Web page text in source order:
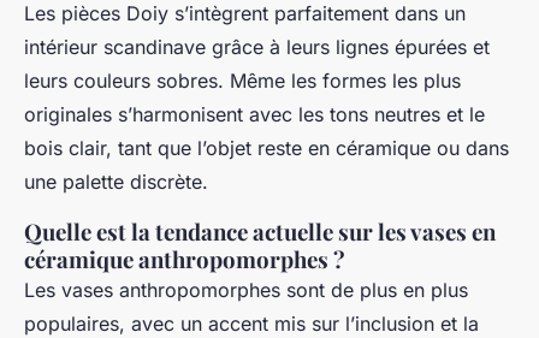
Les pièces Doiy s’intègrent parfaitement dans un
intérieur scandinave grâce à leurs lignes épurées et
leurs couleurs sobres. Même les formes les plus
originales s’harmonisent avec les tons neutres et le
bois clair, tant que l’objet reste en céramique ou dans
une palette discrète.
Quelle est la tendance actuelle sur les vases en
céramique anthropomorphes ?
Les vases anthropomorphes sont de plus en plus
populaires, avec un accent mis sur l’inclusion et la